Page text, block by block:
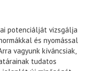
potenciálját vizsgálja
és nyomással
vagyunk kíváncsiak,
tudatos